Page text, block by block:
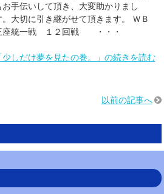
手伝いして頂き、大変助かりまし
大切に引き継がせて頂きます。 ＷＢ
座統一戦 １２回戦 ・・・
少しだけ夢を見たの巻。」の続きを読む
以前の記事へ